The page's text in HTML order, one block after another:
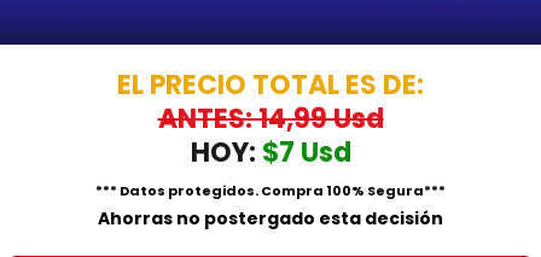
EL PRECIO TOTAL ES DE:
ANTES: 14,99 Usd
HOY: $7 Usd
*** Datos protegidos. Compra 100% Segura***
Ahorras no postergado esta decisión